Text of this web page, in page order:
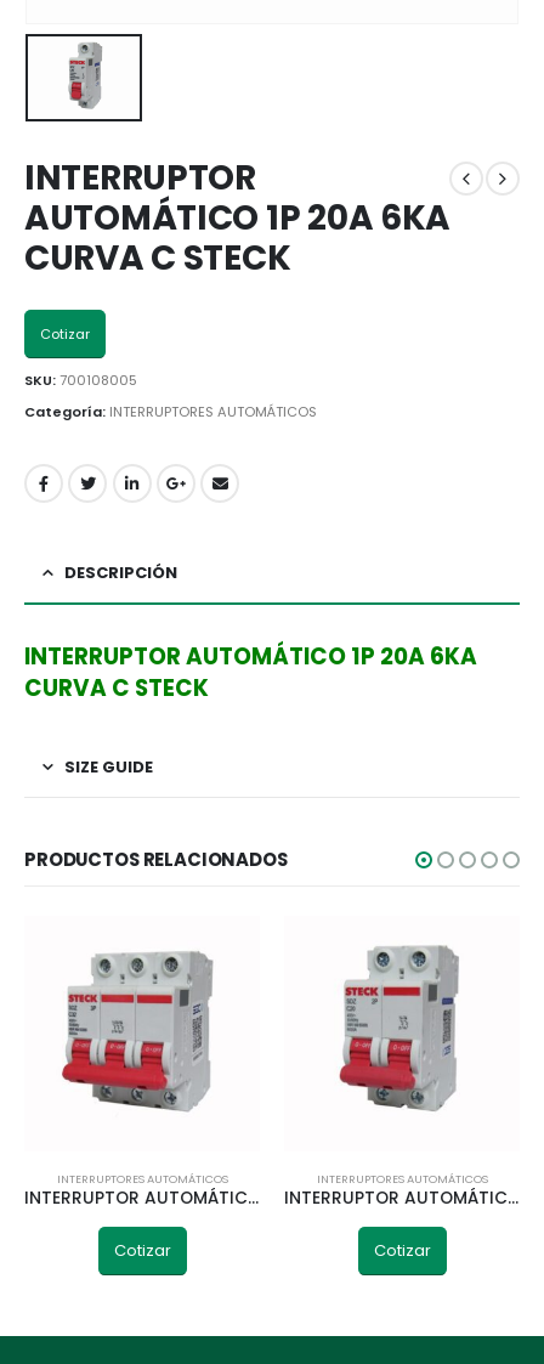
INTERRUPTOR
AUTOMÁTICO 1P 20A 6KA
CURVA C STECK
Cotizar
SKU:700108005
Categoría: INTERRUPTORES AUTOMÁTICOS
DESCRIPCIÓN
INTERRUPTOR AUTOMÁTICO 1P 20A 6KA
CURVA C STECK
SIZE GUIDE
PRODUCTOS RELACIONADOS
INTERRUPTORES AUTOMÁTICOS
INTERRUPTOR AUTOMÁTICO 3P 63A 6KA CURVA C STECK
Cotizar
INTERRUPTORES AUTOMÁTICOS
INTERRUPTOR AUTOMÁTICO 2P 32A 6KA CURVA C STECK
Cotizar